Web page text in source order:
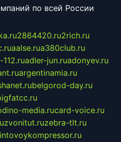
по всей России
2864420.ru2rich.ru
aalse.rua380club.ru
adler-jun.ruadonyev.ru
argentinamia.ru
belgorod-day.ru
media.rucard-voice.ru
zvonitut.ruzebra-tlt.ru